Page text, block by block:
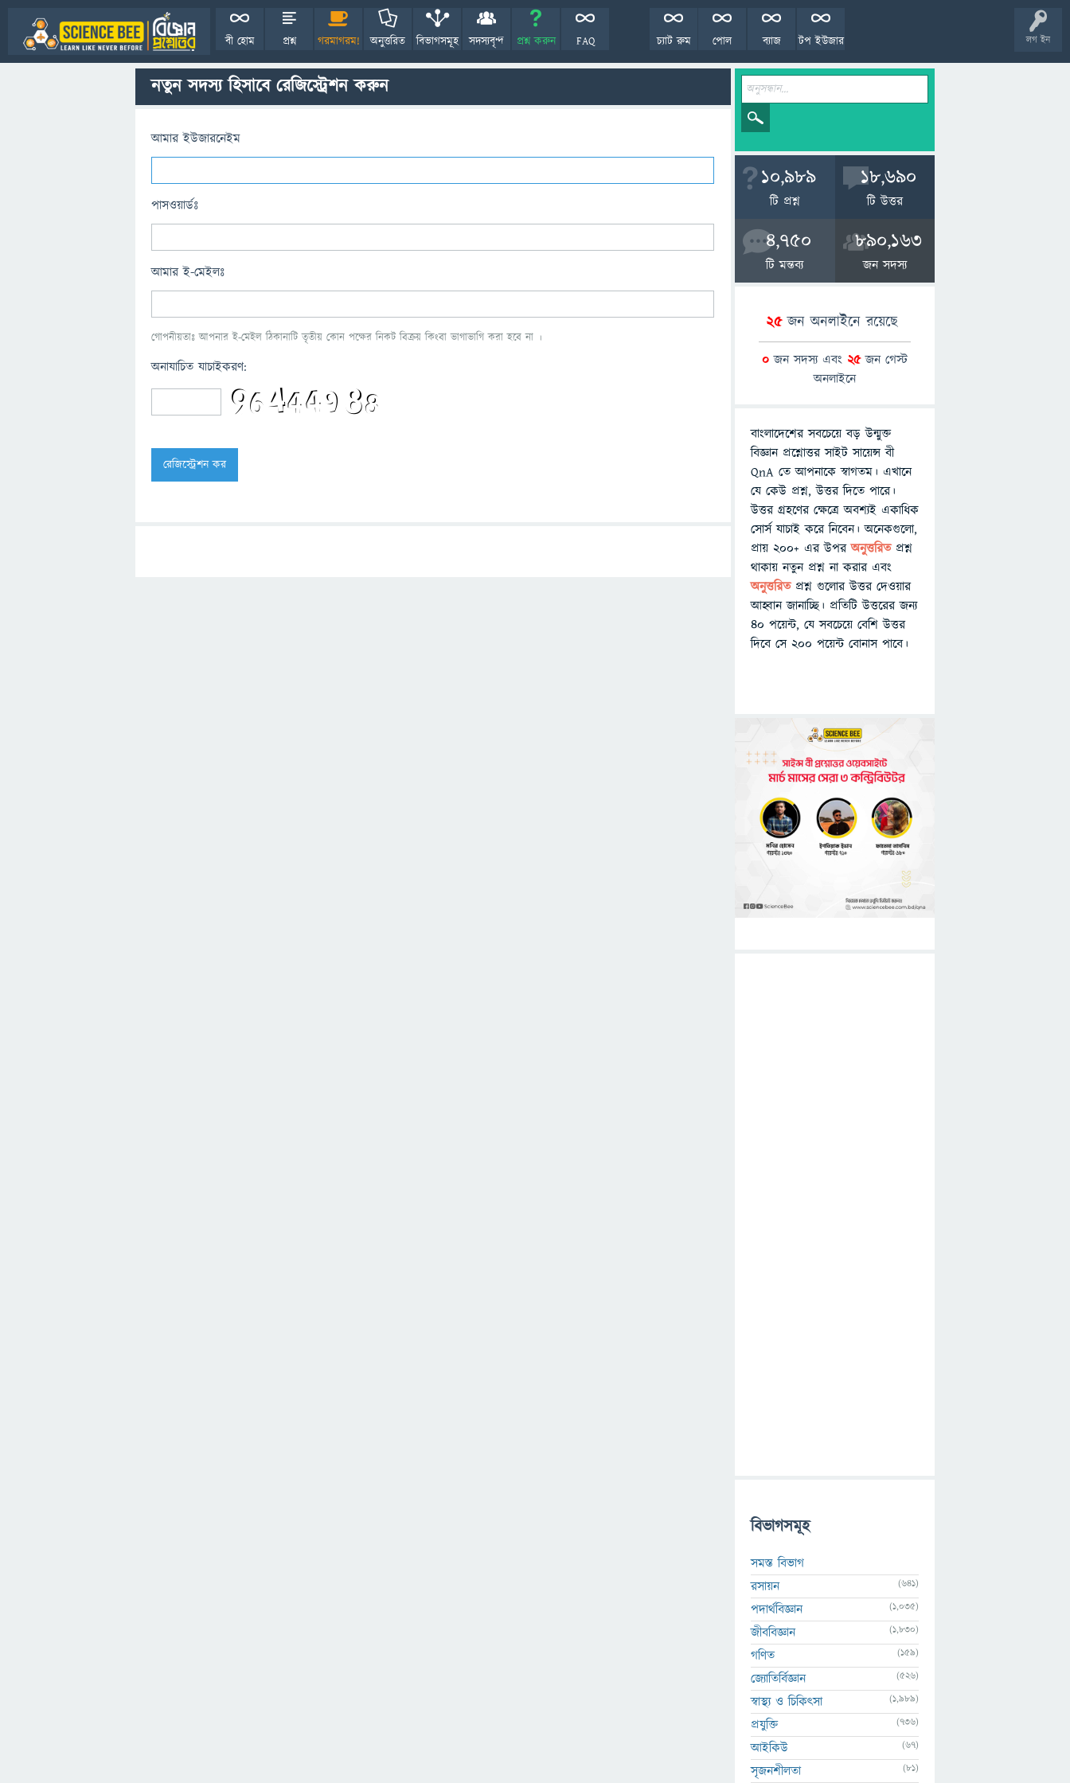
লগ ইন
বী হোম প্রশ্ন গরমাগরম! অনুত্তরিত বিভাগসমূহ সদস্যবৃন্দ প্রশ্ন করুন FAQ টপ ইউজার
ব্যাজ
পোল
চ্যাট রুম
নতুন সদস্য হিসাবে রেজিস্ট্রেশন করুন
আমার ইউজারনেইম
পাসওয়ার্ডঃ
আমার ই-মেইলঃ
গোপনীয়তাঃ আপনার ই-মেইল ঠিকানাটি তৃতীয় কোন পক্ষের নিকট বিক্রয় কিংবা ভাগাভাগি করা হবে না ।
অনাযাচিত যাচাইকরণ:
10,989
টি প্রশ্ন
18,690
টি উত্তর
4,750
টি মন্তব্য
890,163
জন সদস্য
25জন অনলাইনে রয়েছে
0 জন সদস্য এবং 25জন গেস্ট
অনলাইনে
বাংলাদেশের সবচেয়ে বড় উন্মুক্ত
বিজ্ঞান প্রশ্নোত্তর সাইট সায়েন্স বী
QnA তে আপনাকে স্বাগতম। এখানে
যে কেউ প্রশ্ন, উত্তর দিতে পারে।
উত্তর গ্রহণের ক্ষেত্রে অবশ্যই একাধিক
সোর্স যাচাই করে নিবেন। অনেকগুলো,
প্রায় ২০০+ এর উপরঅনুত্তরিতপ্রশ্ন
থাকায় নতুন প্রশ্ন না করার এবং
অনুত্তরিত প্রশ্ন গুলোর উত্তর দেওয়ার
আহ্বান জানাচ্ছি। প্রতিটি উত্তরের জন্য
৪০ পয়েন্ট, যে সবচেয়ে বেশি উত্তর
দিবে সে ২০০ পয়েন্ট বোনাস পাবে।
বিভাগসমূহ
সমস্ত বিভাগ
রসায়ন
(641)
পদার্থবিজ্ঞান (1,035)
জীববিজ্ঞান (1,830)
গণিত (159)
জ্যোতির্বিজ্ঞান (526)
স্বাস্থ্য ও চিকিৎসা (1,989)
প্রযুক্তি (736)
আইকিউ (67)
সৃজনশীলতা (81)